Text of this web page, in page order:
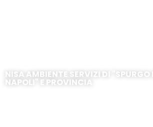
NISA AMBIENTE SERVIZI DI "SPURGO
NAPOLI" E PROVINCIA